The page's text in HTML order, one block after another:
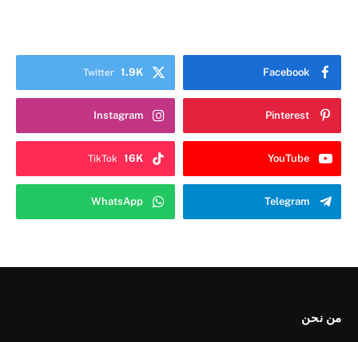
Facebook
Twitter 1.9K
Pinterest
Instagram
YouTube
TikTok 16K
Telegram
WhatsApp
من نحن